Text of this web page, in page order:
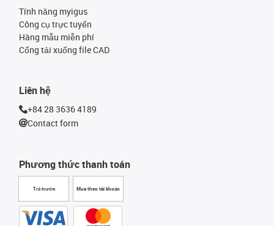
Phương thức thanh toán
Trả trước Mua theo tài khoản
Tính năng myigus
Công cụ trực tuyến
Hàng mẫu miễn phí
Cổng tải xuống file CAD
Liên hệ
+84 28 3636 4189
Contact form